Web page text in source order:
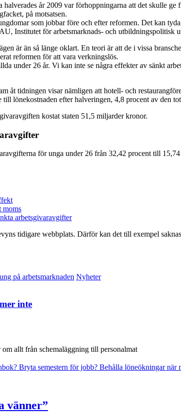
halverades år 2009 var förhoppningarna att det skulle
på motsatsen.
som jobbar före och efter reformen. Det kan
Institutet för arbetsmarknads- och utbildningspolitisk
är än så länge oklart. En teori är att de i vissa
reformen för att vara verkningslös.
under 26 år. Vi kan inte se några effekter av sänkt
åt tidningen visar nämligen att hotell- och
lönekostnaden efter halveringen, 4,8 procent av den
kostat staten 51,5 miljarder kronor.
för unga under 26 från 32,42 procent till
moms
arbetsgivaravgifter
tidigare webbplats. Därför kan det till exempel
ung på arbetsmarknaden Nyheter
inte
allt från schemaläggning till personalmat
Bryta semestern för jobb? Behålla löneökningar när
vänner”